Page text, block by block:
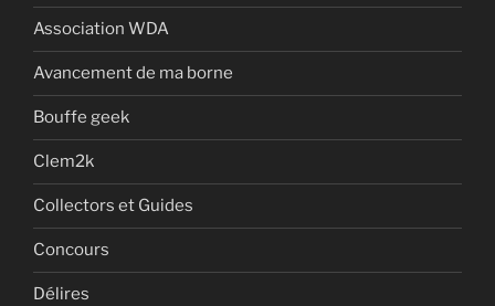
Association WDA
Avancement de ma borne
Bouffe geek
Clem2k
Collectors et Guides
Concours
Délires